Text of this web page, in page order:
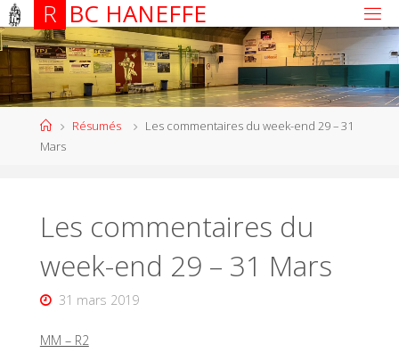
R BC HANEFFE
Résumés
Les commentaires du week-end 29 – 31
Mars
Les commentaires du
week-end 29 – 31 Mars
31 mars 2019
MM – R2